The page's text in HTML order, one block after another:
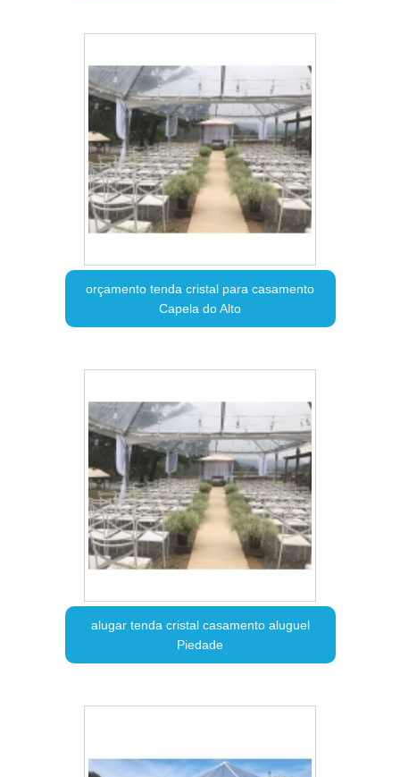
orçamento tenda cristal para casamento
Capela do Alto
alugar tenda cristal casamento aluguel
Piedade